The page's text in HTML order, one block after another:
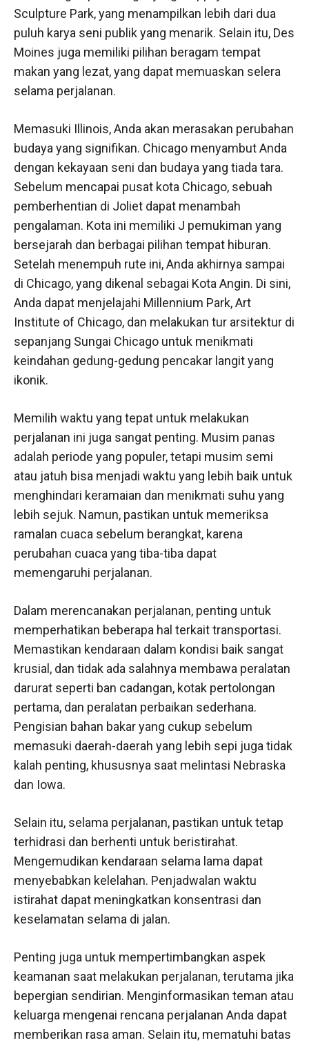
Sculpture Park, yang menampilkan lebih dari dua
puluh karya seni publik yang menarik. Selain itu, Des
Moines juga memiliki pilihan beragam tempat
makan yang lezat, yang dapat memuaskan selera
selama perjalanan.
Memasuki Illinois, Anda akan merasakan perubahan
budaya yang signifikan. Chicago menyambut Anda
dengan kekayaan seni dan budaya yang tiada tara.
Sebelum mencapai pusat kota Chicago, sebuah
pemberhentian di Joliet dapat menambah
pengalaman. Kota ini memiliki J pemukiman yang
bersejarah dan berbagai pilihan tempat hiburan.
Setelah menempuh rute ini, Anda akhirnya sampai
di Chicago, yang dikenal sebagai Kota Angin. Di sini,
Anda dapat menjelajahi Millennium Park, Art
Institute of Chicago, dan melakukan tur arsitektur di
sepanjang Sungai Chicago untuk menikmati
keindahan gedung-gedung pencakar langit yang
ikonik.
Memilih waktu yang tepat untuk melakukan
perjalanan ini juga sangat penting. Musim panas
adalah periode yang populer, tetapi musim semi
atau jatuh bisa menjadi waktu yang lebih baik untuk
menghindari keramaian dan menikmati suhu yang
lebih sejuk. Namun, pastikan untuk memeriksa
ramalan cuaca sebelum berangkat, karena
perubahan cuaca yang tiba-tiba dapat
memengaruhi perjalanan.
Dalam merencanakan perjalanan, penting untuk
memperhatikan beberapa hal terkait transportasi.
Memastikan kendaraan dalam kondisi baik sangat
krusial, dan tidak ada salahnya membawa peralatan
darurat seperti ban cadangan, kotak pertolongan
pertama, dan peralatan perbaikan sederhana.
Pengisian bahan bakar yang cukup sebelum
memasuki daerah-daerah yang lebih sepi juga tidak
kalah penting, khususnya saat melintasi Nebraska
dan Iowa.
Selain itu, selama perjalanan, pastikan untuk tetap
terhidrasi dan berhenti untuk beristirahat.
Mengemudikan kendaraan selama lama dapat
menyebabkan kelelahan. Penjadwalan waktu
istirahat dapat meningkatkan konsentrasi dan
keselamatan selama di jalan.
Penting juga untuk mempertimbangkan aspek
keamanan saat melakukan perjalanan, terutama jika
bepergian sendirian. Menginformasikan teman atau
keluarga mengenai rencana perjalanan Anda dapat
memberikan rasa aman. Selain itu, mematuhi batas